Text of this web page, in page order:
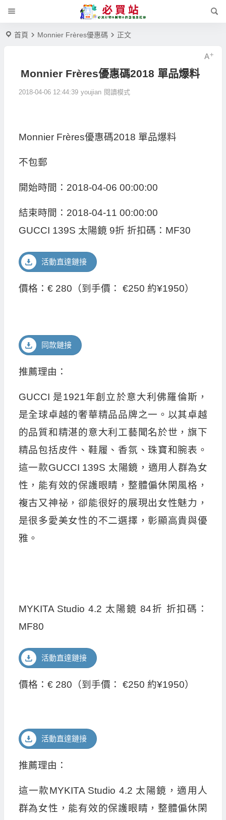
首頁 Monnier Frères優惠碼 正文
Monnier Frères優惠碼2018 單品爆料
2018-04-06 12:44:39 youjian 閱讀模式
Monnier Frères優惠碼2018 單品爆料
不包郵
開始時間：2018-04-06 00:00:00
結束時間：2018-04-11 00:00:00
GUCCI 139S 太陽鏡 9折 折扣碼：MF30
活動直達鏈接
價格：€ 280（到手價： €250 約¥1950）
同款鏈接
推薦理由：
GUCCI 是1921年創立於意大利佛羅倫斯，
是全球卓越的奢華精品品牌之一。以其卓越
的品質和精湛的意大利工藝聞名於世，旗下
精品包括皮件、鞋履、香氛、珠寶和腕表。
這一款GUCCI 139S 太陽鏡，適用人群為女
性，能有效的保護眼睛，整體偏休閑風格，
複古又神祕，卻能很好的展現出女性魅力，
是很多愛美女性的不二選擇，彰顯高貴與優
雅。
MYKITA Studio 4.2 太陽鏡 84折 折扣碼：
MF80
活動直達鏈接
價格：€ 280（到手價： €250 約¥1950）
活動直達鏈接
推薦理由：
這一款MYKITA Studio 4.2 太陽鏡，適用人
群為女性，能有效的保護眼睛，整體偏休閑